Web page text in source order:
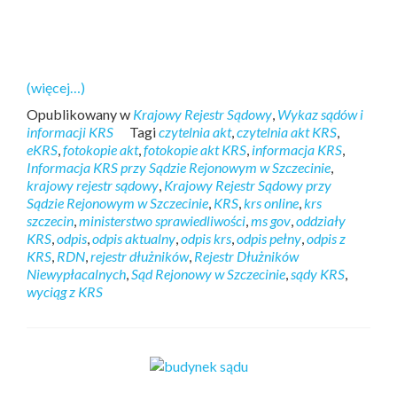
(więcej…)
Opublikowany w Krajowy Rejestr Sądowy, Wykaz sądów i
informacji KRS
Tagiczytelnia akt,czytelnia akt KRS,
eKRS,fotokopie akt,fotokopie akt KRS, informacja KRS,
Informacja KRS przy Sądzie Rejonowym w Szczecinie,
krajowy rejestr sądowy, Krajowy Rejestr Sądowy przy
Sądzie Rejonowym w Szczecinie, KRS,krs online,krs
szczecin,ministerstwo sprawiedliwości,ms gov,oddziały
KRS,odpis,odpis aktualny,odpis krs,odpis pełny,odpis z
KRS, RDN,rejestr dłużników, Rejestr Dłużników
Niewypłacalnych,Sąd Rejonowy w Szczecinie,sądy KRS,
wyciąg z KRS